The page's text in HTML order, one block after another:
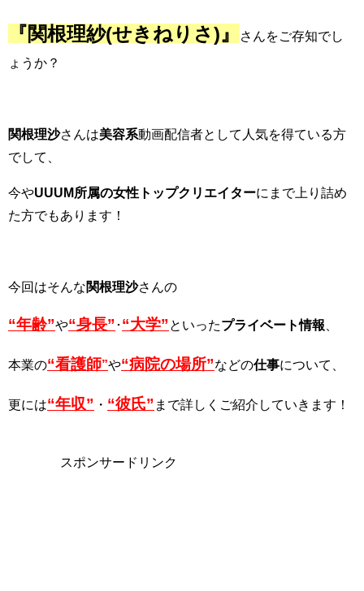
『関根理紗(せきねりさ) 』 さんをご存知でし
ょうか？
関根理沙さんは美容系動画配信者として人気を得ている方
でして、
今やUUUM所属の女性トップクリエイターにまで上り詰め
た方でもあります！
今回はそんな関根理沙さんの
“年齢”や“身長” ･ “大学”といったプライベート情報
本業の“看護師”や“病院の場所”などの仕事について、
更には“年収” ・ “彼氏” まで詳しくご紹介していきます！
スポンサードリンク